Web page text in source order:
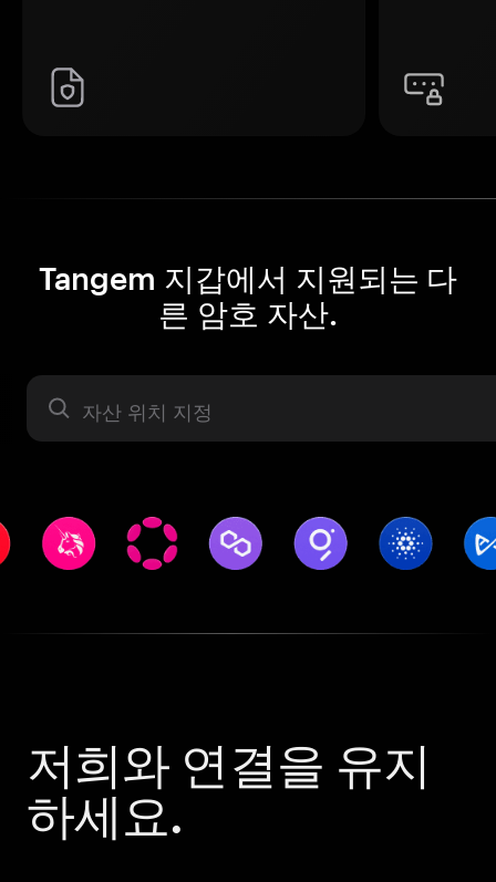
Tangem 지갑에서 지원되는 다
른 암호 자산.
자산 라벨
저희와 연결을 유지
하세요.